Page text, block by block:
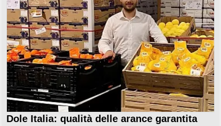
Dole Italia: qualità delle arance garantita